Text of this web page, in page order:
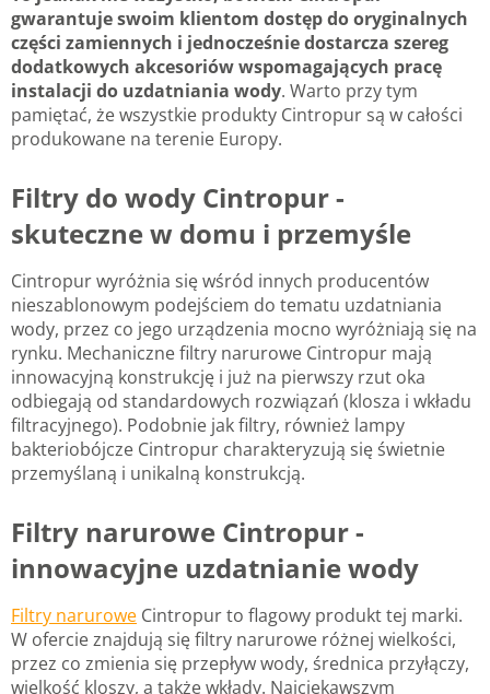
gwarantuje swoim klientom dostęp do oryginalnych
części zamiennych i jednocześnie dostarcza szereg
dodatkowych akcesoriów wspomagających pracę
instalacji do uzdatniania wody. Warto przy tym
pamiętać, że wszystkie produkty Cintropur są w całości
produkowane na terenie Europy.
Filtry do wody Cintropur -
skuteczne w domu i przemyśle
Cintropur wyróżnia się wśród innych producentów
nieszablonowym podejściem do tematu uzdatniania
wody, przez co jego urządzenia mocno wyróżniają się na
rynku. Mechaniczne filtry narurowe Cintropur mają
innowacyjną konstrukcję i już na pierwszy rzut oka
odbiegają od standardowych rozwiązań (klosza i wkładu
filtracyjnego). Podobnie jak filtry, również lampy
bakteriobójcze Cintropur charakteryzują się świetnie
przemyślaną i unikalną konstrukcją.
Filtry narurowe Cintropur -
innowacyjne uzdatnianie wody
Filtry narurowe Cintropur to flagowy produkt tej marki.
W ofercie znajdują się filtry narurowe różnej wielkości,
przez co zmienia się przepływ wody, średnica przyłączy,
wielkość kloszy, a także wkłady. Najciekawszym